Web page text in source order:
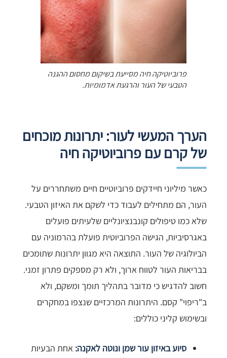
פרוביוטיקה חיה מסייעת בשיקום מחסום ההגנה
הטבעי של העור והרגעת אדמומיות.
הערך המעשי לעור: יתרונות מוכחים
של קרם עם פרוביוטיקה חיה
כאשר מיליוני חיידקים פרוביוטיים חיים משתחררים על
העור, הם מתחילים לעבוד כדי לשקם את האיזון הטבעי.
שלא כמו טיפולים קונבנציונליים שלעיתים פועלים
באגרסיביות, הגישה הפרוביוטית פועלת בהרמוניה עם
הביולוגיה של העור. התוצאה היא מגוון יתרונות שתומכים
בבריאות העור לטווח ארוך, ולא רק מספקים פתרון זמני.
חשוב להדגיש כי מדובר בתהליך תומך ומשקם, ולא
ב"ריפוי" קסם. היתרונות המרכזיים שנצפו במחקרים
ובשימוש קליני כוללים:
סיוע באיזון עור שמן ונוטה לאקנה: אחת הבעיות